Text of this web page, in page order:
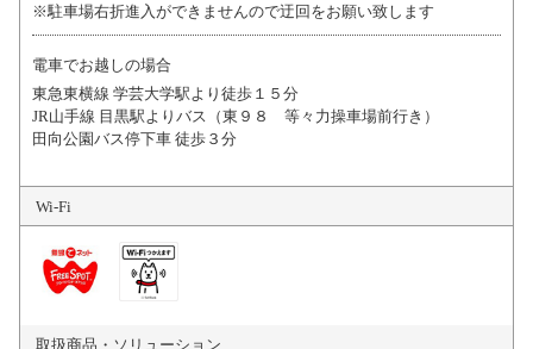
※駐車場右折進入ができませんので迂回をお願い致します
電車でお越しの場合
東急東横線 学芸大学駅より徒歩１５分
JR山手線 目黒駅よりバス（東９８ 等々力操車場前行き）
田向公園バス停下車 徒歩３分
Wi-Fi
取扱商品・ ソリューション